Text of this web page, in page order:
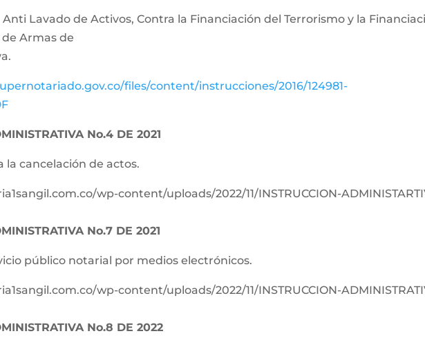
Lavado de Activos, Contra la Financiación del Terrorismo y la
Armas de
files/content/instrucciones/2016/124981-
No.4 DE 2021
la cancelación de actos.
wp-content/uploads/2022/11/INSTRUCCION-
No.7 DE 2021
público notarial por medios electrónicos.
wp-content/uploads/2022/11/INSTRUCCION-
No.8 DE 2022